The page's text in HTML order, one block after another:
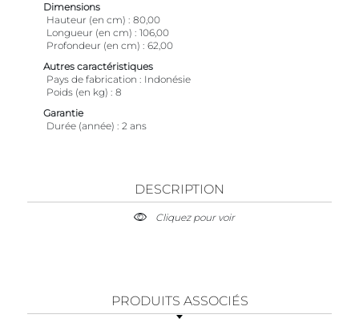
Dimensions
Hauteur (en cm)
80,00
Longueur (en cm)
106,00
Profondeur (en cm)
62,00
Autres caractéristiques
Pays de fabrication
Indonésie
Poids (en kg)
8
Garantie
Durée (année)
2 ans
DESCRIPTION
Cliquez pour voir
PRODUITS ASSOCIÉS